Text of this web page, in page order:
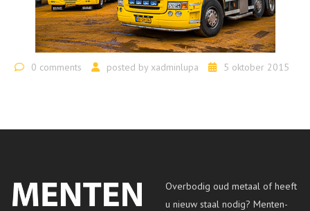
0 comments posted by xadminlupa 5 oktober 2015
Overbodig oud metaal of heeft
u nieuw staal nodig? Menten-